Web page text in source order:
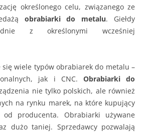
określonego celu, związanego ze
obrabiarki do metalu. Giełdy
z określonymi wcześniej
wiele typów obrabiarek do metalu –
jak i CNC. Obrabiarki do
nie tylko polskich, ale również
na rynku marek, na które kupujący
od producenta. Obrabiarki używane
dużo taniej. Sprzedawcy pozwalają